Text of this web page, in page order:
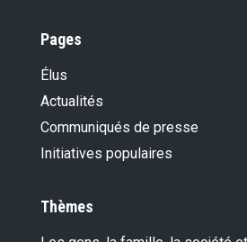
Pages
Élus
Actualités
Communiqués de presse
Initiatives populaires
Thèmes